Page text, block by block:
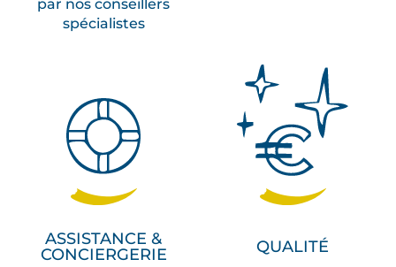
par nos conseillers
spécialistes
ASSISTANCE &
CONCIERGERIE
QUALITÉ